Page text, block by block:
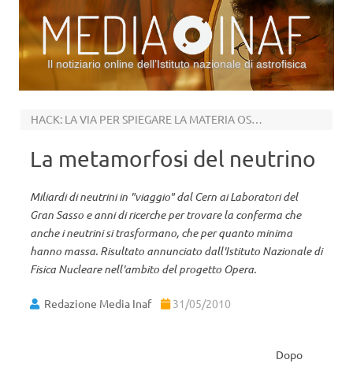
Il notiziario online dell’Istituto nazionale di astrofisica
HACK: LA VIA PER SPIEGARE LA MATERIA OSCURA
La metamorfosi del neutrino
Miliardi di neutrini in "viaggio" dal Cern ai Laboratori del
Gran Sasso e anni di ricerche per trovare la conferma che
anche i neutrini si trasformano, che per quanto minima
hanno massa. Risultato annunciato dall'Istituto Nazionale di
Fisica Nucleare nell'ambito del progetto Opera.
Redazione Media Inaf 31/05/2010
Dopo